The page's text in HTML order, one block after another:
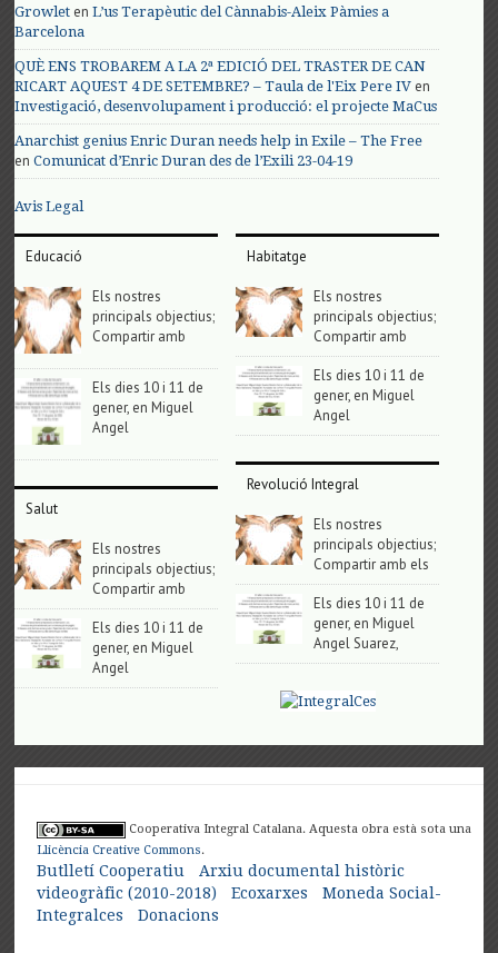
Growlet enL’us Terapèutic del Cànnabis-Aleix Pàmies a
Barcelona
QUÈ ENS TROBAREM A LA 2ª EDICIÓ DEL TRASTER DE CAN
RICART AQUEST 4 DE SETEMBRE? – Taula de l'Eix Pere IV en
Investigació, desenvolupament i producció: el projecte MaCus
Anarchist genius Enric Duran needs help in Exile – The Free
enComunicat d’Enric Duran des de l’Exili 23-04-19
Avis Legal
Educació
Els nostres
principals objectius;
Compartir amb
Els dies 10 i 11 de
gener, en Miguel
Angel
Salut
Els nostres
principals objectius;
Compartir amb
Els dies 10 i 11 de
gener, en Miguel
Angel
Habitatge
Els nostres
principals objectius;
Compartir amb
Els dies 10 i 11 de
gener, en Miguel
Angel
Revolució Integral
Els nostres
principals objectius;
Compartir amb els
Els dies 10 i 11 de
gener, en Miguel
Angel Suarez,
Cooperativa Integral Catalana. Aquesta obra està sota una
Llicència Creative Commons.
Butlletí Cooperatiu
Arxiu documental històric
videogràfic (2010-2018)
Ecoxarxes
Moneda Social-
Integralces
Donacions